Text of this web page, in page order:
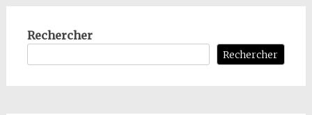
Rechercher
Rechercher